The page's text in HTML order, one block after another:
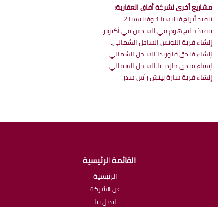
مشاريع أخرى لشركة أفاق العقارية:
تنفيذ أبراج فينيسيا 1 وفينيسيا 2.
تنفيذ خليج هوم في السادس في أكتوبر.
إنشاء قرية اللوتس الساحل الشمالي.
إنشاء فندق فلوريدا الساحل الشمالي.
إنشاء فندق جاردينيا الساحل الشمالي.
إنشاء قرية سارة بيتش رأس سدر.
القائمة الرئيسية
الرئيسية
عن الشركة
اتصل بنا